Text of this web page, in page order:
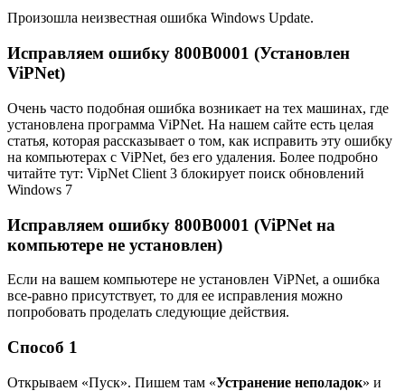
Произошла неизвестная ошибка Windows Update.
Исправляем ошибку 800B0001 (Установлен
ViPNet)
Очень часто подобная ошибка возникает на тех машинах, где
установлена программа ViPNet. На нашем сайте есть целая
статья, которая рассказывает о том, как исправить эту ошибку
на компьютерах с ViPNet, без его удаления. Более подробно
читайте тут: VipNet Client 3 блокирует поиск обновлений
Windows 7
Исправляем ошибку 800B0001 (ViPNet на
компьютере не установлен)
Если на вашем компьютере не установлен ViPNet, а ошибка
все-равно присутствует, то для ее исправления можно
попробовать проделать следующие действия.
Способ 1
Открываем «Пуск». Пишем там «Устранение неполадок» и